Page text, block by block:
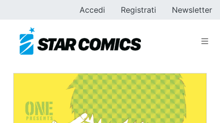
Accedi Registrati Newsletter